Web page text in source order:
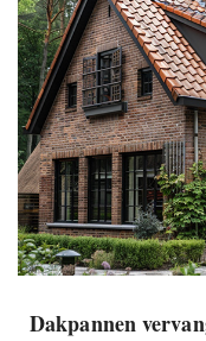
Dakpannen